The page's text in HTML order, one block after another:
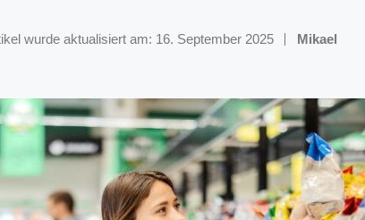
wurde aktualisiert am: 16. September 2025 Mikael